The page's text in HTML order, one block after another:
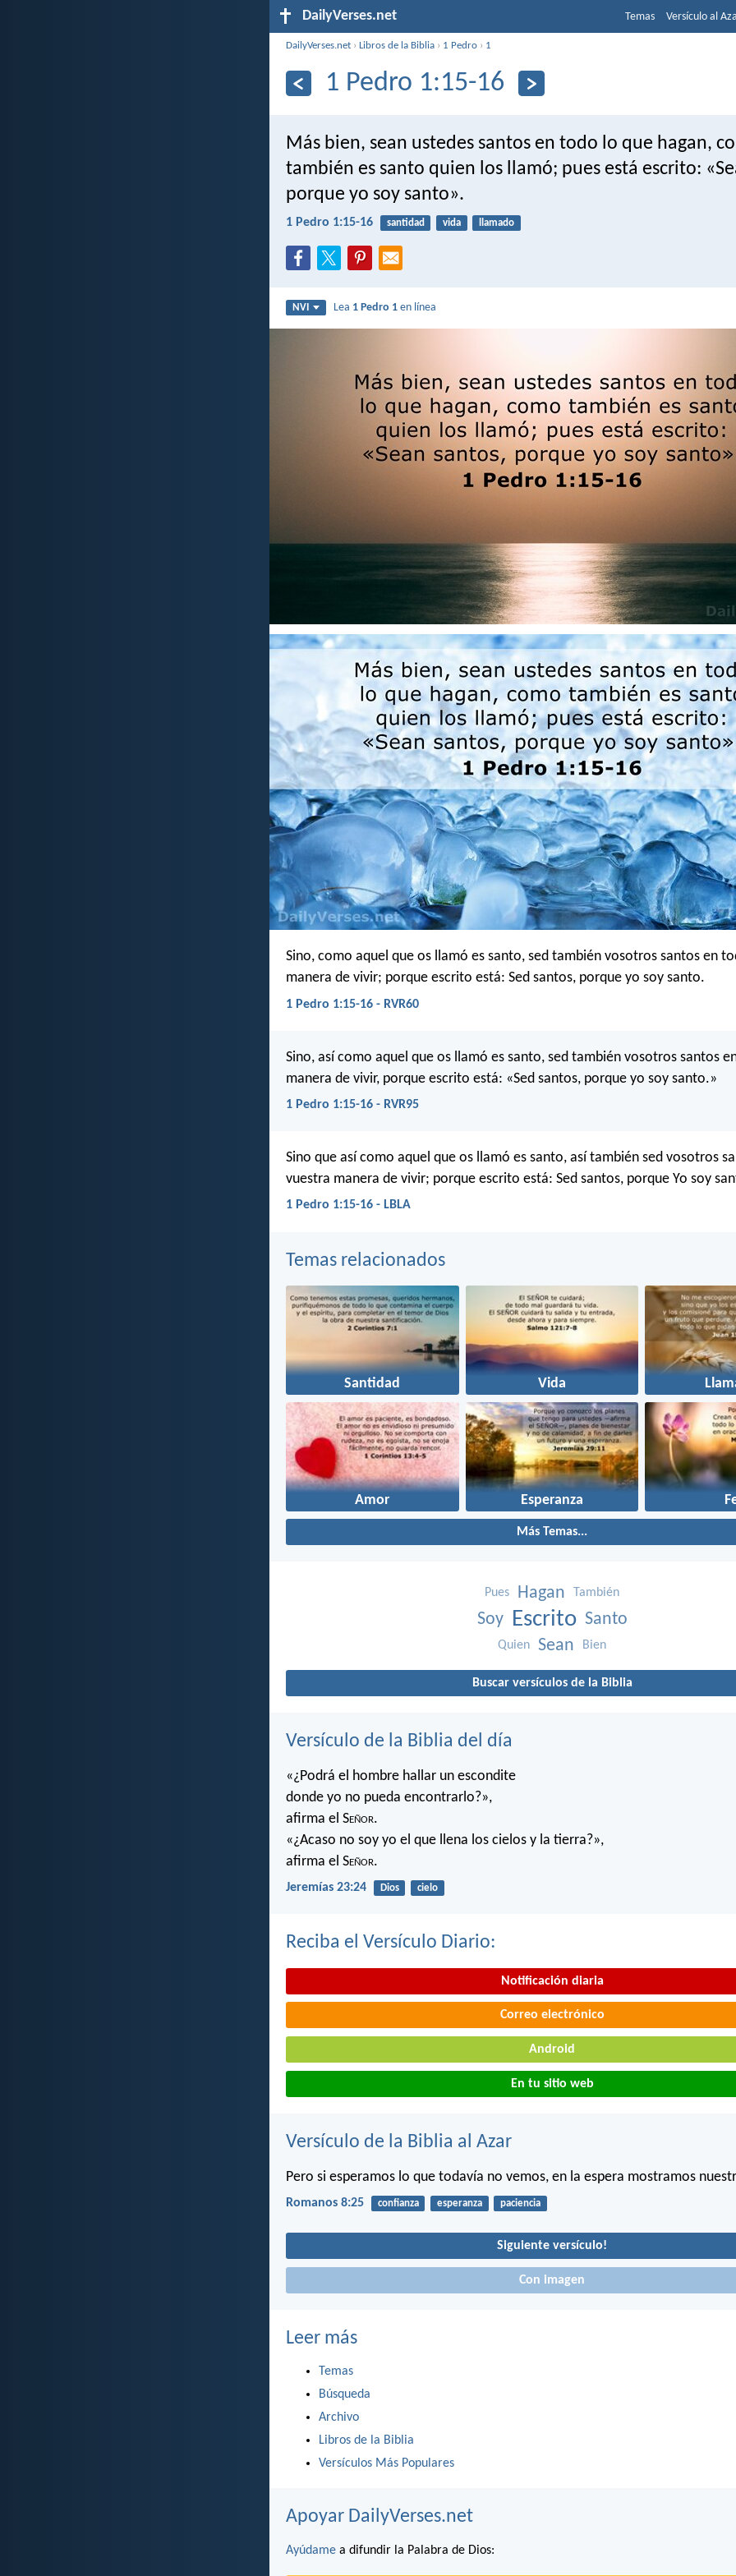
DailyVerses.net Temas Versículo al
DailyVerses.net ›Libros de la Biblia › 1 Pedro › 1
1 Pedro 1:15-16
Más bien, sean ustedes santos en todo lo que hagan,
también es santo quien los llamó; pues está escrito:
porque yo soy santo».
1 Pedro 1:15-16 santidad vida llamado
NVI Lea 1 Pedro 1 en línea
Sino, como aquel que os llamó es santo, sed también vosotros santos en
manera de vivir; porque escrito está: Sed santos, porque yo soy santo.
1 Pedro 1:15-16 - RVR60
Sino, así como aquel que os llamó es santo, sed también vosotros santos
manera de vivir, porque escrito está: «Sed santos, porque yo soy santo.»
1 Pedro 1:15-16 - RVR95
Sino que así como aquel que os llamó es santo, así también sed vosotros
vuestra manera de vivir; porque escrito está: Sed santos, porque Yo soy
1 Pedro 1:15-16 - LBLA
Temas relacionados
Santidad Vida
Amor Esperanza
Más Temas...
Pues Hagan También
Soy Escrito Santo
Quien Sean Bien
Buscar versículos de la Biblia
Versículo de la Biblia del día
«¿Podrá el hombre hallar un escondite
donde yo no pueda encontrarlo?»,
afirma el Señor.
«¿Acaso no soy yo el que llena los cielos y la tierra?»,
afirma el Señor.
Jeremías 23:24 Dios cielo
Reciba el Versículo Diario:
Notificación diaria
Correo electrónico
Android
En tu sitio web
Versículo de la Biblia al Azar
Pero si esperamos lo que todavía no vemos, en la espera mostramos
Romanos 8:25 confianza esperanza paciencia
Siguiente versículo!
Con imagen
Leer más
Temas
Búsqueda
Archivo
Libros de la Biblia
Versículos Más Populares
Apoyar DailyVerses.net
Ayúdame a difundir la Palabra de Dios: